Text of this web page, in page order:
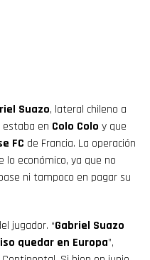
Suazo, lateral chileno a
estaba en Colo Colo y que
FC de Francia. La operación
lo económico, ya que no
ni tampoco en pagar su
jugador. “Gabriel Suazo
quedar en Europa”,